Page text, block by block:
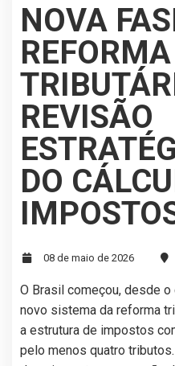
NOVA
REFORMA
REVISÃO
DO
08 de maio de 2026
O Brasil começou, desde o
novo sistema da reforma
a estrutura de impostos
pelo menos quatro